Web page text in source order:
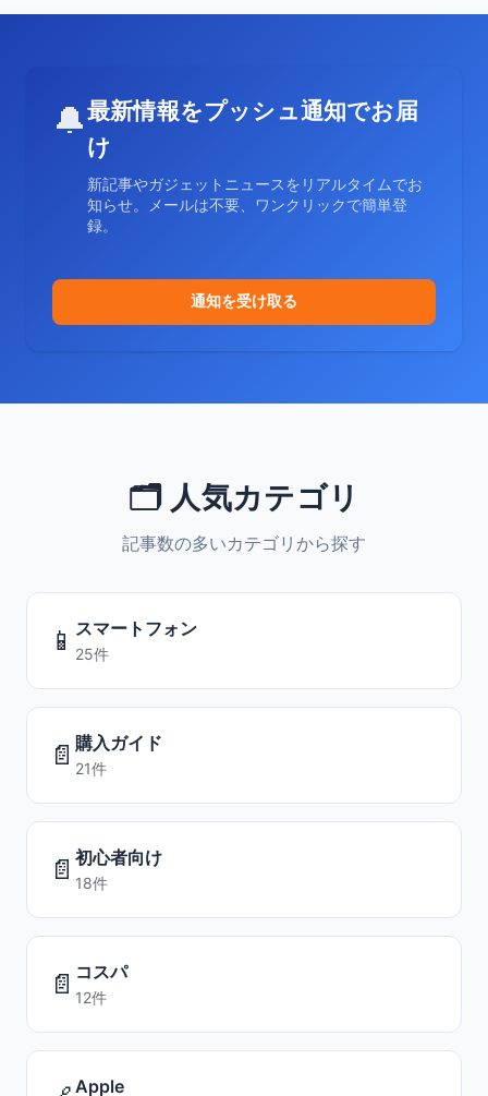
🔔最新情報をプッシュ通知でお届
け
新記事やガジェットニュースをリアルタイムでお
知らせ。メールは不要、ワンクリックで簡単登
録。
通知を受け取る
🗂️ 人気カテゴリ
記事数の多いカテゴリから探す
📱 スマートフォン
25件
📄 購入ガイド
21件
📄 初心者向け
18件
📄 コスパ
12件
Apple